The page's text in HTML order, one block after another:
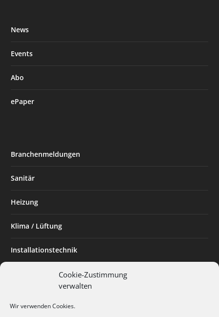
Cookie-Zustimmung
verwalten
Wir verwenden Cookies.
News
Events
Abo
ePaper
Branchenmeldungen
Sanitär
Heizung
Klima / Lüftung
Installationstechnik
Planen & Bauen